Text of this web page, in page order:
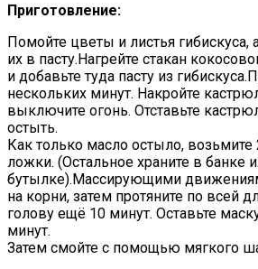
Приготовление:
Помойте цветы и листья гибискуса,
их в пасту.Нагрейте стакан
и добавьте туда пасту из
нескольких минут. Накройте
выключите огонь. Отставьте
остыть.
Как только масло остыло,
ложки. (Остальное храните в банке
бутылке).Массирующими
на корни, затем протяните по всей
голову ещё 10 минут. Оставьте
минут.
Затем смойте с помощью мягкого